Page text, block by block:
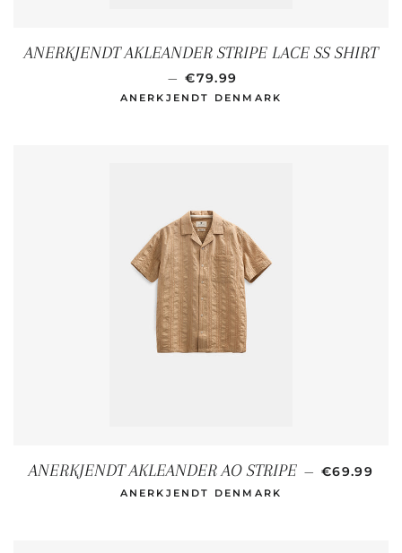
ANERKJENDT AKLEANDER STRIPE LACE SS SHIRT
— NORMALER PREIS
€79.99
ANERKJENDT DENMARK
ANERKJENDT AKLEANDER AO STRIPE — €69.99
ANERKJENDT DENMARK